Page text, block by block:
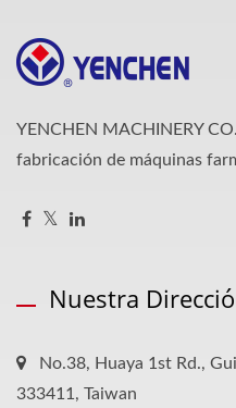
YENCHEN MACHINERY
fabricación de máquinas
Nuestra
No.38, Huaya 1st Rd.,
333411, Taiwan